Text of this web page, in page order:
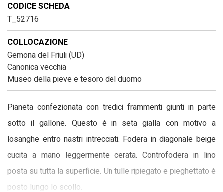
CODICE SCHEDA
T_52716
COLLOCAZIONE
Gemona del Friuli (UD)
Canonica vecchia
Museo della pieve e tesoro del duomo
Pianeta confezionata con tredici frammenti giunti in parte
sotto il gallone. Questo è in seta gialla con motivo a
losanghe entro nastri intrecciati. Fodera in diagonale beige
cucita a mano leggermente cerata. Controfodera in lino
posta su tutta la superficie. Un tulle ripiegato e pieghettato è
posto lungo lo scollo.